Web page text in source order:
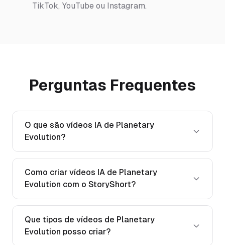
TikTok, YouTube ou Instagram.
Perguntas Frequentes
O que são vídeos IA de Planetary
Evolution?
Como criar vídeos IA de Planetary
Evolution com o StoryShort?
Que tipos de vídeos de Planetary
Evolution posso criar?